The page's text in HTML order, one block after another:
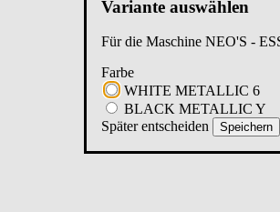
Variante auswählen
Für die Maschine NEO'S -
Farbe
WHITE METALLIC 6
BLACK METALLIC Y
Später entscheiden
Speichern